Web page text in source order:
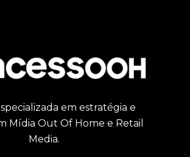
em estratégia e
Mídia Out Of Home e Retail
Media.